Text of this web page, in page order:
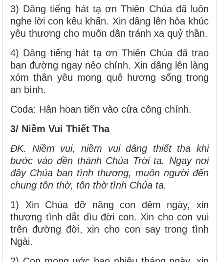
3) Dâng tiếng hát tạ ơn Thiên Chúa đã luôn
nghe lời con kêu khấn. Xin dâng lên hòa khúc
yêu thương cho muôn dân tránh xa quỷ thần.
4) Dâng tiếng hát tạ ơn Thiên Chúa đã trao
ban đường ngay nẻo chính. Xin dâng lên làng
xóm thân yêu mong quê hương sống trong
an bình.
Coda: Hân hoan tiến vào cửa công chính.
3/ Niềm Vui Thiết Tha
ĐK. Niềm vui, niềm vui dâng thiết tha khi
bước vào đền thánh Chúa Trời ta. Ngay nơi
đây Chúa ban tình thương, muôn người đến
chung tôn thờ, tôn thờ tình Chúa ta.
1) Xin Chúa đỡ nâng con đêm ngày, xin
thương tình dắt dìu đời con. Xin cho con vui
trên đường đời, xin cho con say trong tình
Ngài.